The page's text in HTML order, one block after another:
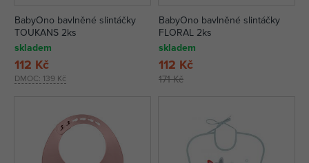
BabyOno bavlněné slintáčky
TOUKANS 2ks
skladem
DMOC: 139 Kč
112 Kč
BabyOno bavlněné slintáčky
FLORAL 2ks
skladem
171 Kč
112 Kč